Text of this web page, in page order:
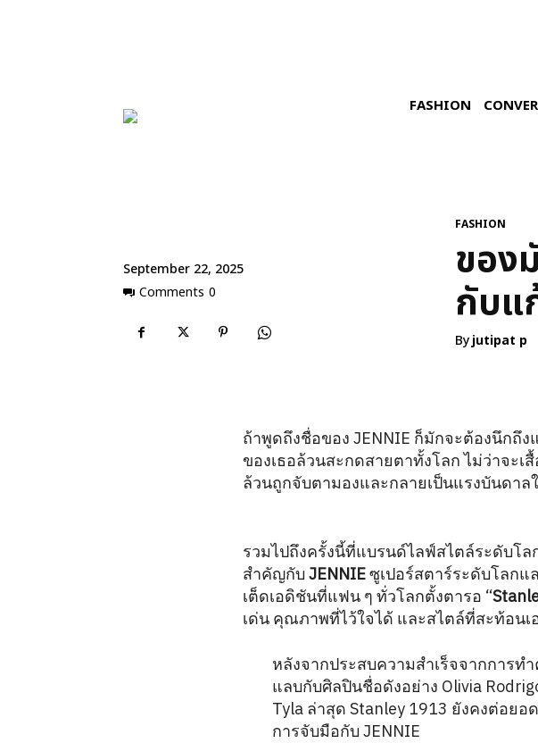
FASHION
September 22, 2025
Comments 0
FASHION
ของ
กับแ
Byjutipat p
ถ้าพูดถึงชื่อของ JENNIE ก็มักจะต้องนึกถึ
ของเธอล้วนสะกดสายตาทั้งโลก ไม่ว่าจะ
ล้วนถูกจับตามองและกลายเป็นแรงบันดา
รวมไปถึงครั้งนี้ที่แบรนด์ไลฟ์สไตล์ระดับโล
สำคัญกับJENNIEซูเปอร์สตาร์ระดับโลกแ
เต็ดเอดิชันที่แฟน ๆ ทั่วโลกตั้งตารอ “
เด่น คุณภาพที่ไว้ใจได้ และสไตล์ที่สะท้อน
หลังจากประสบความสำเร็จจากการท
แลบกับศิลปินชื่อดังอย่าง Olivia
Tyla ล่าสุด Stanley 1913 ยังคงต่อยอ
การจับมือกับ JENNIE